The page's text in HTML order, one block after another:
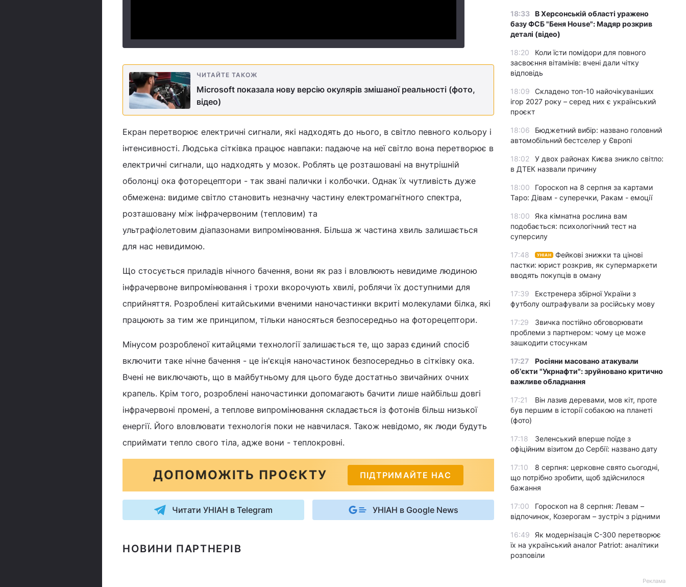
ЧИТАЙТЕ ТАКОЖ
Microsoft показала нову версію окулярів змішаної реальності (фото,
відео)
Екран перетворює електричні сигнали, які надходять до нього, в світло певного кольору і
інтенсивності. Людська сітківка працює навпаки: падаюче на неї світло вона перетворює в
електричні сигнали, що надходять у мозок. Роблять це розташовані на внутрішній
оболонці ока фоторецептори - так звані палички і колбочки. Однак їх чутливість дуже
обмежена: видиме світло становить незначну частину електромагнітного спектра,
розташовану між інфрачервоним (тепловим) та
ультрафіолетовим діапазонами випромінювання. Більша ж частина хвиль залишається
для нас невидимою.
Що стосується приладів нічного бачення, вони як раз і вловлюють невидиме людиною
інфрачервоне випромінювання і трохи вкорочують хвилі, роблячи їх доступними для
сприйняття. Розроблені китайськими вченими наночастинки вкриті молекулами білка, які
працюють за тим же принципом, тільки наносяться безпосередньо на фоторецептори.
Мінусом розробленої китайцями технології залишається те, що зараз єдиний спосіб
включити таке нічне бачення - це ін'єкція наночастинок безпосередньо в сітківку ока.
Вчені не виключають, що в майбутньому для цього буде достатньо звичайних очних
крапель. Крім того, розроблені наночастинки допомагають бачити лише найбільш довгі
інфрачервоні промені, а теплове випромінювання складається із фотонів більш низької
енергії. Його вловлювати технологія поки не навчилася. Також невідомо, як люди будуть
сприймати тепло свого тіла, адже вони - теплокровні.
ДОПОМОЖІТЬ ПРОЄКТУ ПІДТРИМАЙТЕ НАС
Читати УНІАН в Telegram УНІАН в Google News
НОВИНИ ПАРТНЕРІВ
18:33 В Херсонській області уражено
базу ФСБ "Беня House": Мадяр розкрив
деталі (відео)
18:20
Коли їсти помідори для повного
засвоєння вітамінів: вчені дали чітку
відповідь
18:09
Складено топ-10 найочікуваніших
ігор 2027 року – серед них є український
проєкт
18:06
Бюджетний вибір: названо головний
автомобільний бестселер у Європі
18:02
У двох районах Києва зникло світло:
в ДТЕК назвали причину
18:00
Гороскоп на 8 серпня за картами
Таро: Дівам - суперечки, Ракам - емоції
18:00
Яка кімнатна рослина вам
подобається: психологічний тест на
суперсилу
17:48 УНІАН
Фейкові знижки та цінові
пастки: юрист розкрив, як супермаркети
вводять покупців в оману
17:39
Екстренера збірної України з
футболу оштрафували за російську мову
17:29
Звичка постійно обговорювати
проблеми з партнером: чому це може
зашкодити стосункам
17:27
Росіяни масовано атакували
обʼєкти "Укрнафти": зруйновано критично
важливе обладнання
17:21
Він лазив деревами, мов кіт, проте
був першим в історії собакою на планеті
(фото)
17:18
Зеленський вперше поїде з
офіційним візитом до Сербії: названо дату
17:10
8 серпня: церковне свято сьогодні,
що потрібно зробити, щоб здійснилося
бажання
17:00
Гороскоп на 8 серпня: Левам –
відпочинок, Козерогам – зустріч з рідними
16:49
Як модернізація С-300 перетворює
їх на український аналог Patriot: аналітики
розповіли
Реклама